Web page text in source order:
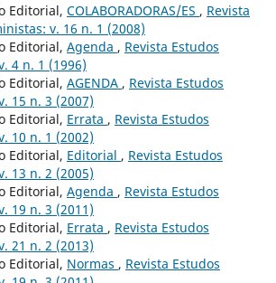
Editorial, COLABORADORAS/ES , Revista
v. 16 n. 1 (2008)
Editorial, Agenda , Revista Estudos
4 n. 1 (1996)
Editorial, AGENDA , Revista Estudos
15 n. 3 (2007)
Editorial, Errata , Revista Estudos
10 n. 1 (2002)
Editorial, Editorial , Revista Estudos
13 n. 2 (2005)
Editorial, Agenda , Revista Estudos
19 n. 3 (2011)
Editorial, Errata , Revista Estudos
21 n. 2 (2013)
Editorial, Normas , Revista Estudos